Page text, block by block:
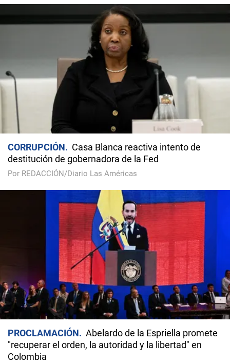
CORRUPCIÓN
Casa Blanca reactiva intento de
destitución de gobernadora de la Fed
Por REDACCIÓN/Diario Las Américas
PROCLAMACIÓN
Abelardo de la Espriella promete
"recuperar el orden, la autoridad y la libertad" en
Colombia